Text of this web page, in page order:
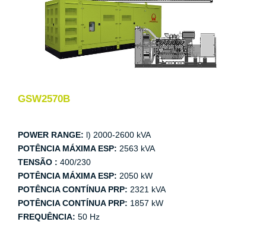
GSW2570B
POWER RANGE: l) 2000-2600 kVA
POTÊNCIA MÁXIMA ESP: 2563 kVA
TENSÃO : 400/230
POTÊNCIA MÁXIMA ESP: 2050 kW
POTÊNCIA CONTÍNUA PRP: 2321 kVA
POTÊNCIA CONTÍNUA PRP: 1857 kW
FREQUÊNCIA: 50 Hz